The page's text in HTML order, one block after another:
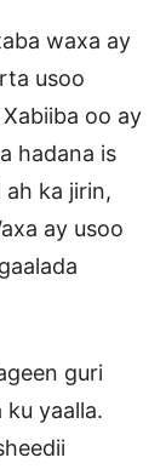
waxa ay
usoo
oo ay
hadana is
ka jirin,
ay usoo
guri
ku yaalla.